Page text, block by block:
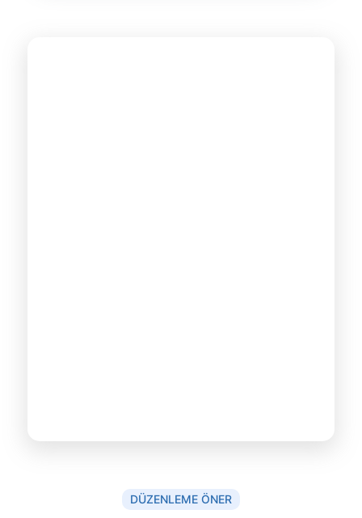
DÜZENLEME ÖNER